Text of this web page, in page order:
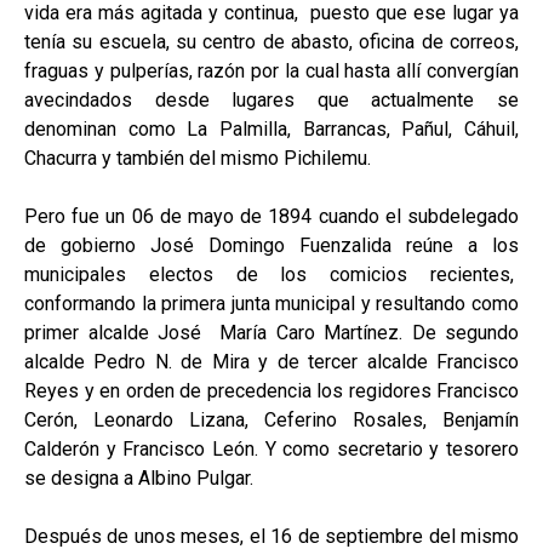
vida era más agitada y continua, puesto que ese lugar ya
tenía su escuela, su centro de abasto, oficina de correos,
fraguas y pulperías, razón por la cual hasta allí convergían
avecindados desde lugares que actualmente se
denominan como La Palmilla, Barrancas, Pañul, Cáhuil,
Chacurra y también del mismo Pichilemu.
Pero fue un 06 de mayo de 1894 cuando el subdelegado
de gobierno José Domingo Fuenzalida reúne a los
municipales electos de los comicios recientes,
conformando la primera junta municipal y resultando como
primer alcalde José María Caro Martínez. De segundo
alcalde Pedro N. de Mira y de tercer alcalde Francisco
Reyes y en orden de precedencia los regidores Francisco
Cerón, Leonardo Lizana, Ceferino Rosales, Benjamín
Calderón y Francisco León. Y como secretario y tesorero
se designa a Albino Pulgar.
Después de unos meses, el 16 de septiembre del mismo